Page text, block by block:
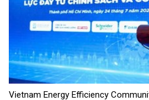
Vietnam Energy Efficiency